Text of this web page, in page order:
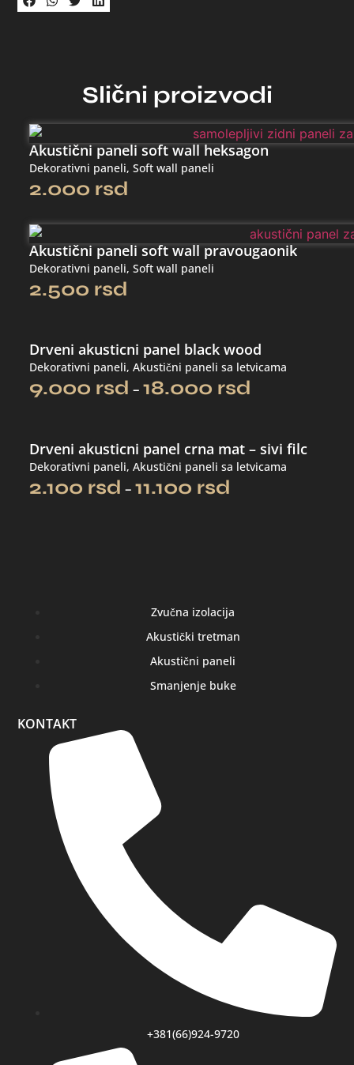
Slični proizvodi
Akustični paneli soft wall heksagon
Dekorativni paneli,Soft wall paneli
2.000 rsd
Akustični paneli soft wall pravougaonik
Dekorativni paneli,Soft wall paneli
2.500 rsd
Drveni akusticni panel black wood
Dekorativni paneli,Akustični paneli sa letvicama
9.000 rsd –18.000 rsd
Drveni akusticni panel crna mat – sivi filc
Dekorativni paneli,Akustični paneli sa letvicama
2.100 rsd –11.100 rsd
Zvučna izolacija
Akustički tretman
Akustični paneli
Smanjenje buke
KONTAKT
+381(66)924-9720